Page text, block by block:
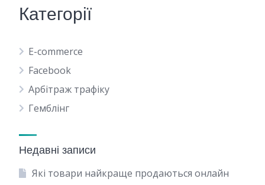
Категорії
E-commerce
Facebook
Арбітраж трафіку
Гемблінг
Недавні записи
Які товари найкраще продаються онлайн